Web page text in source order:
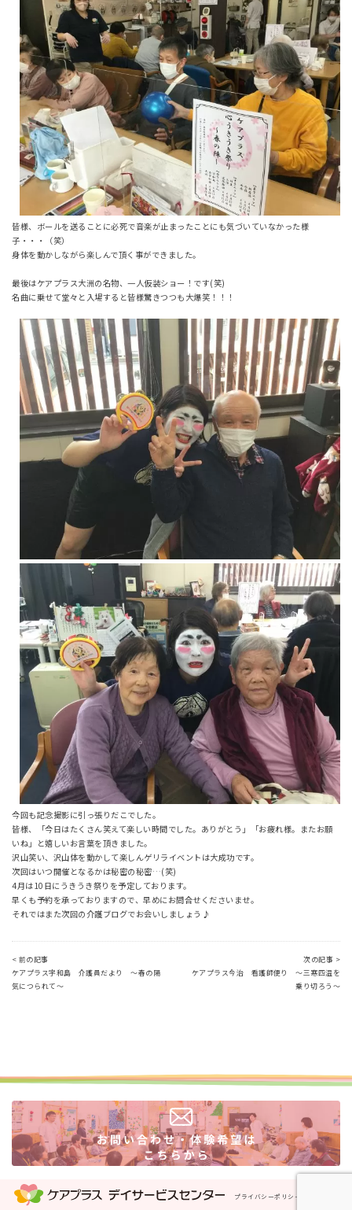
皆様、ボールを送ることに必死で音楽が止まったことにも気づいていなかった様
子・・・（笑）
身体を動かしながら楽しんで頂く事ができました。
最後はケアプラス大洲の名物、一人仮装ショー！です(笑)
名曲に乗せて堂々と入場すると皆様驚きつつも大爆笑！！！
今回も記念撮影に引っ張りだこでした。
皆様、「今日はたくさん笑えて楽しい時間でした。ありがとう」「お疲れ様。またお願
いね」と嬉しいお言葉を頂きました。
沢山笑い、沢山体を動かして楽しんゲリライベントは大成功です。
次回はいつ開催となるかは秘密の秘密…(笑)
4月は10日にうきうき祭りを予定しております。
早くも予約を承っておりますので、早めにお問合せくださいませ。
それではまた次回の介護ブログでお会いしましょう♪
< 前の記事
ケアプラス宇和島 介護員だより ～春の陽
気につられて～
次の記事 >
ケアプラス今治 看護師便り ～三寒四温を
乗り切ろう～
プライバシーポリシー